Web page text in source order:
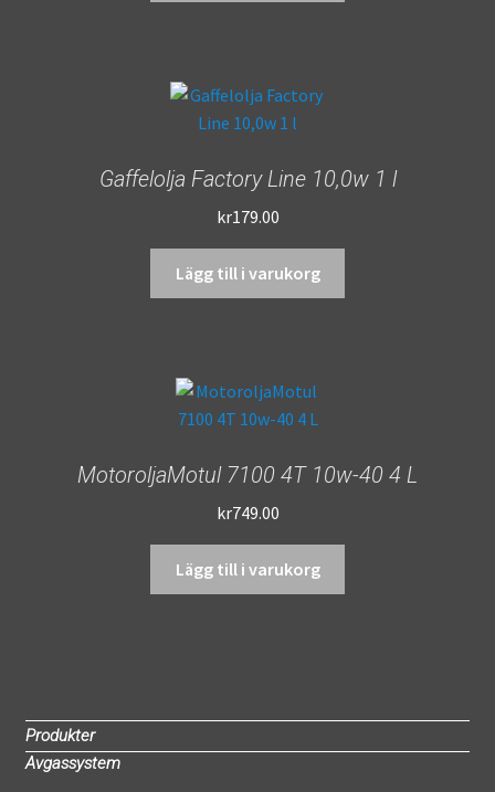
Gaffelolja Factory Line 10,0w 1 l
kr179.00
Lägg till i varukorg
MotoroljaMotul 7100 4T 10w-40 4 L
kr749.00
Lägg till i varukorg
Produkter
Avgassystem